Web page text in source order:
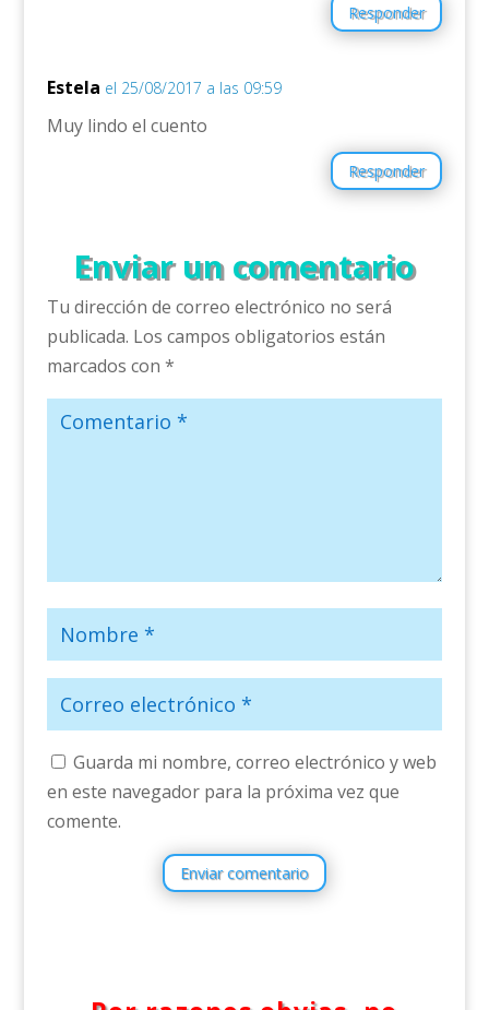
Responder
Estela el 25/08/2017 a las 09:59
Muy lindo el cuento
Responder
Enviar un comentario
Tu dirección de correo electrónico no será
publicada. Los campos obligatorios están
marcados con *
Guarda mi nombre, correo electrónico y web
en este navegador para la próxima vez que
comente.
Enviar comentario